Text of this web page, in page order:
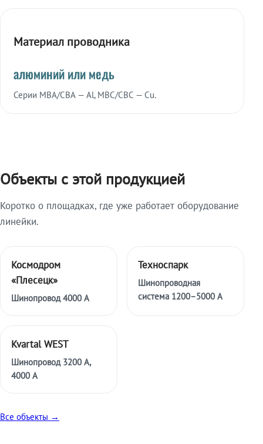
Материал проводника
алюминий или медь
Серии МВА/СВА — Al, МВС/СВС — Cu.
Объекты с этой продукцией
Коротко о площадках, где уже работает оборудование
линейки.
Космодром
«Плесецк»
Шинопровод 4000 А
Техноспарк
Шинопроводная
система 1200–5000 А
Kvartal WEST
Шинопровод 3200 А,
4000 А
Все объекты →